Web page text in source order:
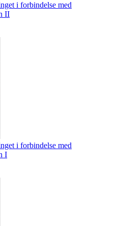
i forbindelse med
II
i forbindelse med
I